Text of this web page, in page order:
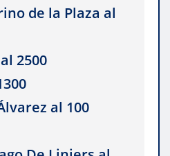
de la Plaza al
2500
al 100